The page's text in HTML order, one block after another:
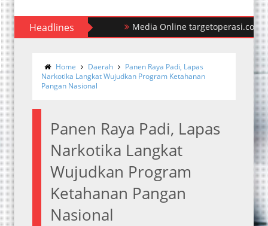
Headlines Polda Sumut Ungkap Kasus
Home Daerah
Panen Raya Padi, Lapas
Narkotika Langkat Wujudkan Program Ketahanan
Pangan Nasional
Panen Raya Padi, Lapas
Narkotika Langkat
Wujudkan Program
Ketahanan Pangan
Nasional